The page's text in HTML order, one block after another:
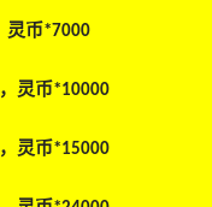
灵币*7000
， 灵币*10000
， 灵币*15000